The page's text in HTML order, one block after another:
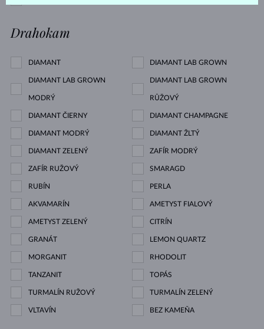
Drahokam
DIAMANT DIAMANT LAB GROWN
DIAMANT LAB GROWN
MODRÝ
DIAMANT LAB GROWN
RŮŽOVÝ
DIAMANT ČIERNY DIAMANT CHAMPAGNE
DIAMANT MODRÝ DIAMANT ŽLTÝ
DIAMANT ZELENÝ ZAFÍR MODRÝ
ZAFÍR RUŽOVÝ SMARAGD
RUBÍN PERLA
AKVAMARÍN AMETYST FIALOVÝ
AMETYST ZELENÝ CITRÍN
GRANÁT LEMON QUARTZ
MORGANIT RHODOLIT
TANZANIT TOPÁS
TURMALÍN RUŽOVÝ TURMALÍN ZELENÝ
VLTAVÍN BEZ KAMEŇA